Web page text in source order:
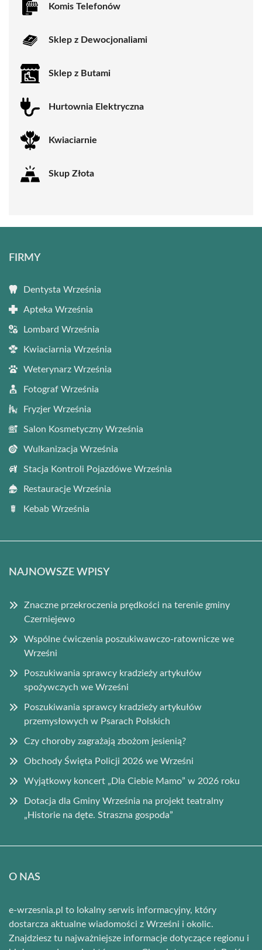
Komis Telefonów
Sklep z Dewocjonaliami
Sklep z Butami
Hurtownia Elektryczna
Kwiaciarnie
Skup Złota
FIRMY
Dentysta Września
Apteka Września
Lombard Września
Kwiaciarnia Września
Weterynarz Września
Fotograf Września
Fryzjer Września
Salon Kosmetyczny Września
Wulkanizacja Września
Stacja Kontroli Pojazdówe Września
Restauracje Września
Kebab Września
NAJNOWSZE WPISY
Znaczne przekroczenia prędkości na terenie gminy
Czerniejewo
Wspólne ćwiczenia poszukiwawczo-ratownicze we
Wrześni
Poszukiwania sprawcy kradzieży artykułów
spożywczych we Wrześni
Poszukiwania sprawcy kradzieży artykułów
przemysłowych w Psarach Polskich
Czy choroby zagrażają zbożom jesienią?
Obchody Święta Policji 2026 we Wrześni
Wyjątkowy koncert „Dla Ciebie Mamo” w 2026 roku
Dotacja dla Gminy Września na projekt teatralny
„Historie na dęte. Straszna gospoda”
O NAS
e-wrzesnia.pl to lokalny serwis informacyjny, który
dostarcza aktualne wiadomości z Wrześni i okolic.
Znajdziesz tu najważniejsze informacje dotyczące regionu i